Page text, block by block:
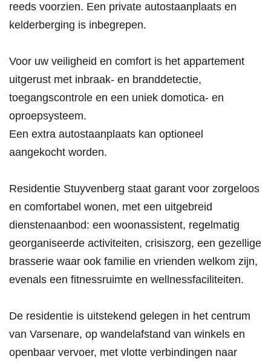
reeds voorzien. Een private autostaanplaats en
kelderberging is inbegrepen.
Voor uw veiligheid en comfort is het appartement
uitgerust met inbraak- en branddetectie,
toegangscontrole en een uniek domotica- en
oproepsysteem.
Een extra autostaanplaats kan optioneel
aangekocht worden.
Residentie Stuyvenberg staat garant voor zorgeloos
en comfortabel wonen, met een uitgebreid
dienstenaanbod: een woonassistent, regelmatig
georganiseerde activiteiten, crisiszorg, een gezellige
brasserie waar ook familie en vrienden welkom zijn,
evenals een fitnessruimte en wellnessfaciliteiten.
De residentie is uitstekend gelegen in het centrum
van Varsenare, op wandelafstand van winkels en
openbaar vervoer, met vlotte verbindingen naar